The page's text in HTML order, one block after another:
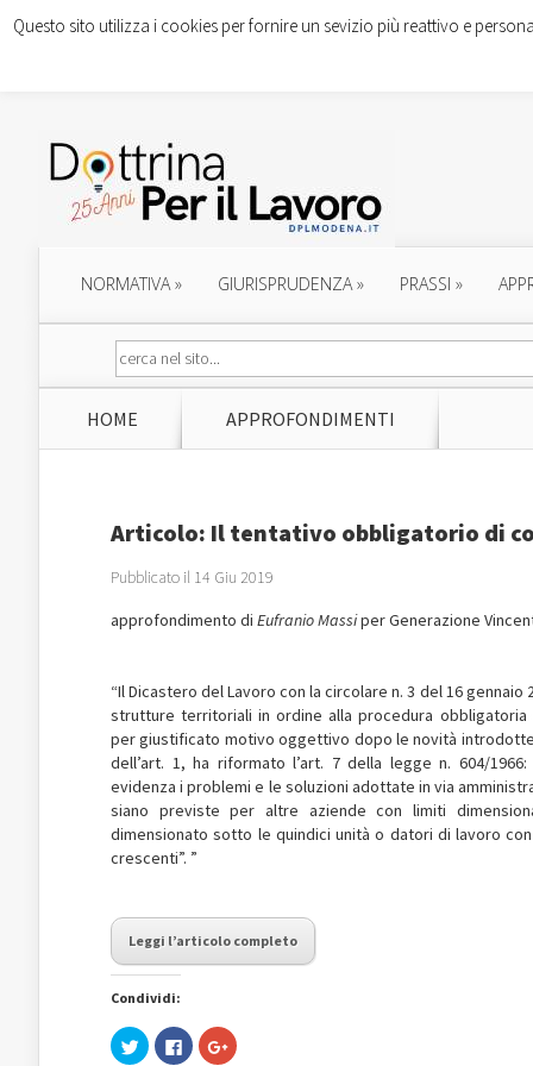
NORMATIVA» GIURISPRUDENZA» PRASSI »
HOME APPROFONDIMENTI
Articolo: Il tentativo obbligatorio di
Pubblicato il 14 Giu 2019
approfondimento di Eufranio Massiper Generazione
“Il Dicastero del Lavoro con la circolare n. 3 del 16
strutture territoriali in ordine alla procedura obbligatoria
per giustificato motivo oggettivo dopo le novità introdotte
dell’art. 1, ha riformato l’art. 7 della legge n. 604/
evidenza i problemi e le soluzioni adottate in via
siano previste per altre aziende con limiti
dimensionato sotto le quindici unità o datori di lavoro
crescenti”. ”
Leggi l’articolo completo
Condividi:
Fai
clic
Fai
clic
Fai
clic
Questo sito utilizza i cookies per fornire un sevizio più reattivo e